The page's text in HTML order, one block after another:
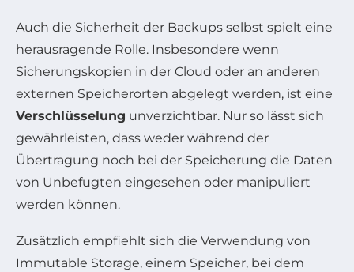
Auch die Sicherheit der Backups selbst spielt eine
herausragende Rolle. Insbesondere wenn
Sicherungskopien in der Cloud oder an anderen
externen Speicherorten abgelegt werden, ist eine
Verschlüsselung unverzichtbar. Nur so lässt sich
gewährleisten, dass weder während der
Übertragung noch bei der Speicherung die Daten
von Unbefugten eingesehen oder manipuliert
werden können.
Zusätzlich empfiehlt sich die Verwendung von
Immutable Storage, einem Speicher, bei dem